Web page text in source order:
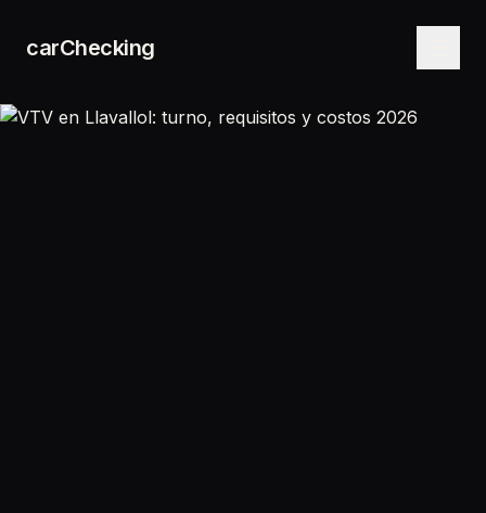
carChecking